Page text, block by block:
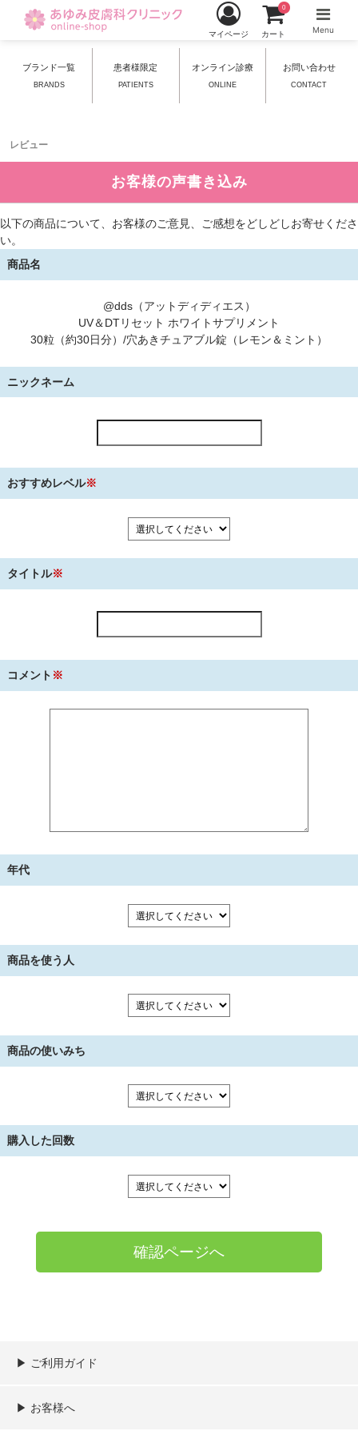
ブランド一覧
BRANDS
患者様限定
PATIENTS
オンライン診療
ONLINE
お問い合わせ
CONTACT
レビュー
マイページ カート
0
Menu
お客様の声書き込み
以下の商品について、お客様のご意見、ご感想をどしどしお寄せくださ
い。
商品名
@dds（アットディディエス）
UV＆DTリセット ホワイトサプリメント
30粒（約30日分）/穴あきチュアブル錠（レモン＆ミント）
ニックネーム
おすすめレベル※
タイトル※
コメント ※
年代
商品を使う人
商品の使いみち
購入した回数
▶︎ ご利用ガイド
ご利用ガイド
決済／配送／送料について
取り扱い商品一覧
顧客情報の取扱について
特定商取引法の表記
▶︎ お客様へ